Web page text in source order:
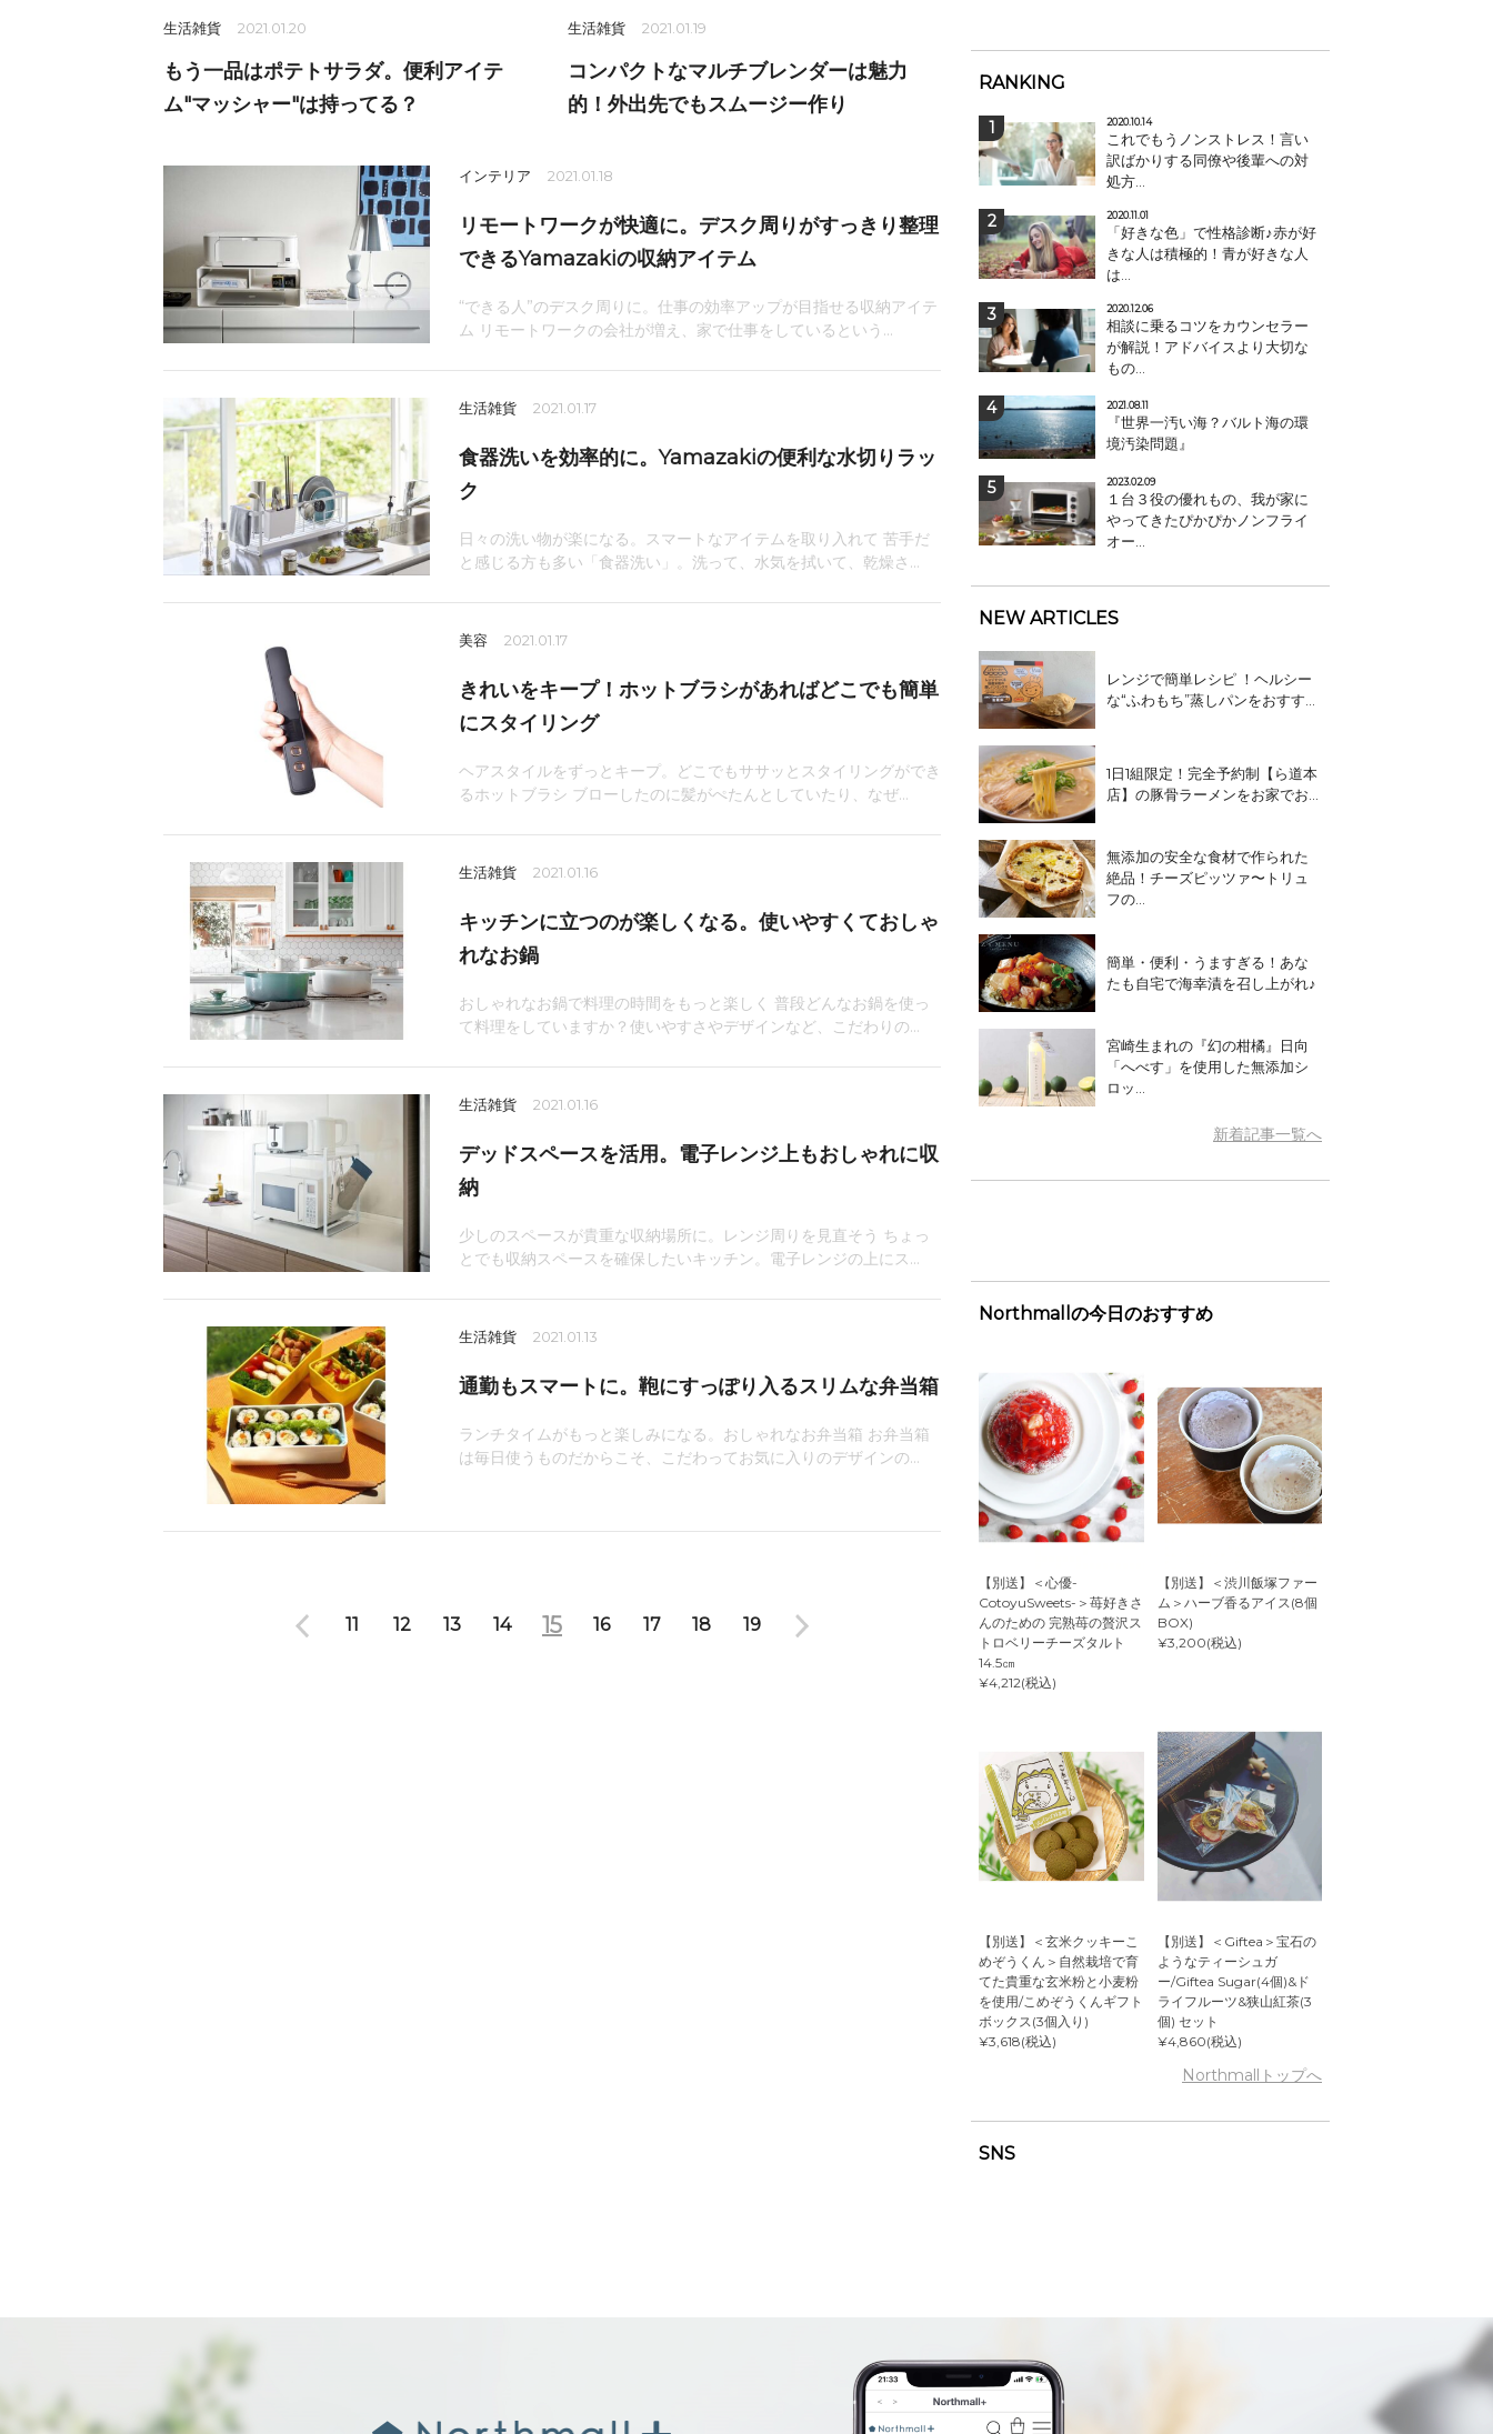
生活雑貨 2021.01.20
もう一品はポテトサラダ。便利アイテ
ム"マッシャー"は持ってる？
生活雑貨 2021.01.19
コンパクトなマルチブレンダーは魅力
的！外出先でもスムージー作り
インテリア 2021.01.18
リモートワークが快適に。デスク周りがすっきり整理
できるYamazakiの収納アイテム
“できる人”のデスク周りに。仕事の効率アップが目指せる収納アイテ
ム リモートワークの会社が増え、家で仕事をしているという...
生活雑貨 2021.01.17
食器洗いを効率的に。Yamazakiの便利な水切りラッ
ク
日々の洗い物が楽になる。スマートなアイテムを取り入れて 苦手だ
と感じる方も多い「食器洗い」。洗って、水気を拭いて、乾燥さ...
美容 2021.01.17
きれいをキープ！ホットブラシがあればどこでも簡単
にスタイリング
ヘアスタイルをずっとキープ。どこでもササッとスタイリングができ
るホットブラシ ブローしたのに髪がぺたんとしていたり、なぜ...
生活雑貨 2021.01.16
キッチンに立つのが楽しくなる。使いやすくておしゃ
れなお鍋
おしゃれなお鍋で料理の時間をもっと楽しく 普段どんなお鍋を使っ
て料理をしていますか？使いやすさやデザインなど、こだわりの...
生活雑貨 2021.01.16
デッドスペースを活用。電子レンジ上もおしゃれに収
納
少しのスペースが貴重な収納場所に。レンジ周りを見直そう ちょっ
とでも収納スペースを確保したいキッチン。電子レンジの上にス...
生活雑貨 2021.01.13
通勤もスマートに。鞄にすっぽり入るスリムな弁当箱
ランチタイムがもっと楽しみになる。おしゃれなお弁当箱 お弁当箱
は毎日使うものだからこそ、こだわってお気に入りのデザインの...
11 12 13 14 15 16 17 18 19
RANKING
2020.10.14
これでもうノンストレス！言い
訳ばかりする同僚や後輩への対
処方...
2020.11.01
「好きな色」で性格診断♪赤が好
きな人は積極的！青が好きな人
は...
2020.12.06
相談に乗るコツをカウンセラー
が解説！アドバイスより大切な
もの...
2021.08.11
『世界一汚い海？バルト海の環
境汚染問題』
2023.02.09
１台３役の優れもの、我が家に
やってきたぴかぴかノンフライ
オー...
NEW ARTICLES
レンジで簡単レシピ ！ヘルシー
な“ふわもち”蒸しパンをおすす...
1日1組限定！完全予約制【ら道本
店】の豚骨ラーメンをお家でお...
無添加の安全な食材で作られた
絶品！チーズピッツァ〜トリュ
フの...
簡単・便利・うますぎる！あな
たも自宅で海幸漬を召し上がれ♪
宮崎生まれの『幻の柑橘』日向
「へべす」を使用した無添加シ
ロッ...
新着記事一覧へ
Northmallの今日のおすすめ
【別送】＜心優-
CotoyuSweets-＞苺好きさ
んのための 完熟苺の贅沢ス
トロベリーチーズタルト
14.5㎝
¥4,212(税込)
【別送】＜渋川飯塚ファー
ム＞ハーブ香るアイス(8個
BOX)
¥3,200(税込)
【別送】＜玄米クッキーこ
めぞうくん＞自然栽培で育
てた貴重な玄米粉と小麦粉
を使用/こめぞうくんギフト
ボックス(3個入り)
¥3,618(税込)
【別送】＜Giftea＞宝石の
ようなティーシュガ
ー/Giftea Sugar(4個)&ド
ライフルーツ&狭山紅茶(3
個) セット
¥4,860(税込)
Northmallトップへ
SNS